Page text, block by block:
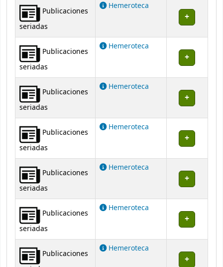
Publicaciones
seriadas
Hemeroteca
Publicaciones
seriadas
Hemeroteca
Publicaciones
seriadas
Hemeroteca
Publicaciones
seriadas
Hemeroteca
Publicaciones
seriadas
Hemeroteca
Publicaciones
seriadas
Hemeroteca
Publicaciones
Hemeroteca